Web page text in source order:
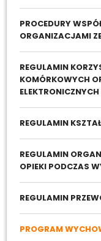
PROCEDURY
ORGANIZACJAMI
REGULAMIN
KOMÓRKOWYCH
ELEKTRONICZNYCH
REGULAMIN
REGULAMIN
OPIEKI PODCZAS
REGULAMIN
PROGRAM